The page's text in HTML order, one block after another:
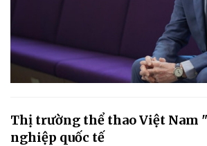
Thị trường thể thao Việt Nam
nghiệp quốc tế